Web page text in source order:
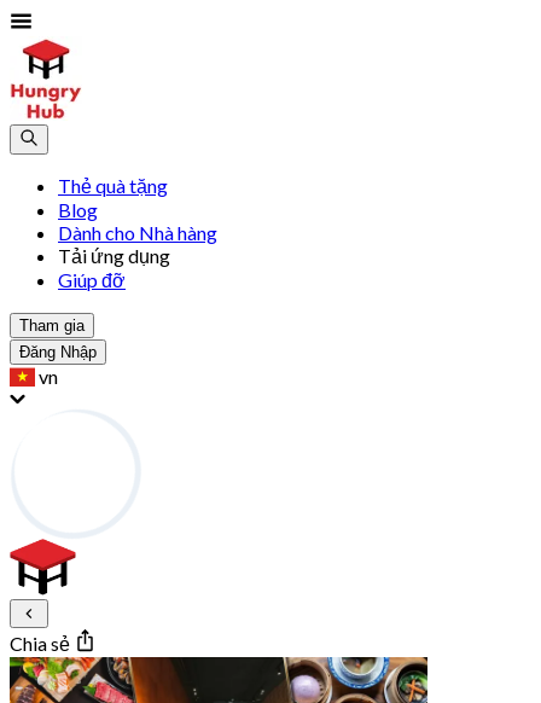
Thẻ quà tặng
Blog
Dành cho Nhà hàng
Tải ứng dụng
Giúp đỡ
Tham gia
Đăng Nhập
vn
Chia sẻ